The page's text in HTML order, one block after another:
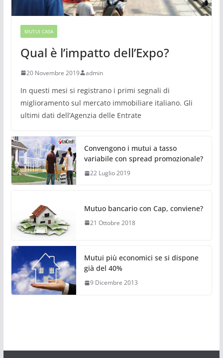
MUTUI CASA
Qual è l’impatto dell’Expo?
20 Novembre 2019 admin
In questi mesi si registrano i primi segnali di
miglioramento sul mercato immobiliare italiano. Gli
ultimi dati dell’Agenzia delle Entrate
Convengono i mutui a tasso
variabile con spread promozionale?
22 Luglio 2019
Mutuo bancario con Cap, conviene?
21 Ottobre 2018
Mutui più economici se si dispone
già del 40%
9 Dicembre 2013